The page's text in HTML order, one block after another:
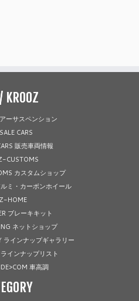
KROOZ
ーサスペンション
CARS
販売車両情報
CUSTOMS
カスタムショップ
ミ・カーボンホイール
HOME
ブレーキキット
ネットショップ
ラインナップギャラリー
インナップリスト
車高調